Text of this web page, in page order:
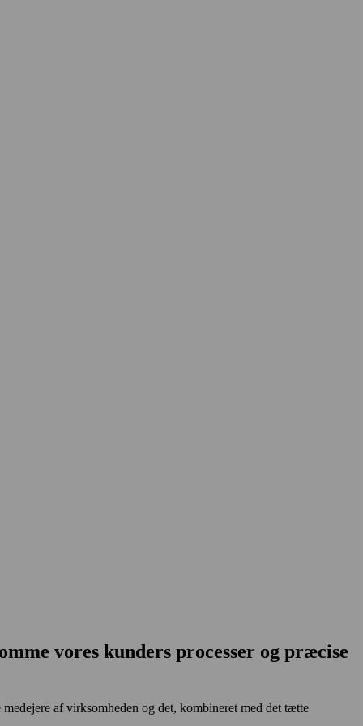
vores kunders processer og præcise
af virksomheden og det, kombineret med det tætte